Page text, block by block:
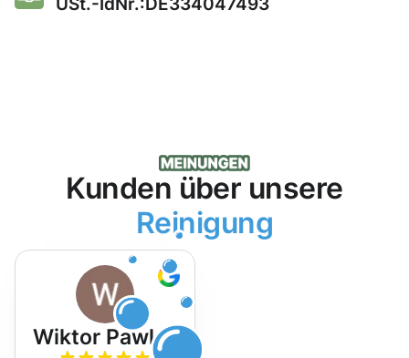
Kunden über unsere
Reinigung
Wiktor Pawlak